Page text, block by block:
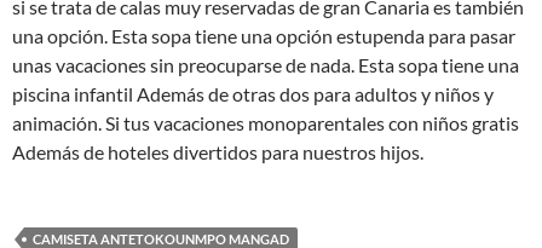
si se trata de calas muy reservadas de gran Canaria es también
una opción. Esta sopa tiene una opción estupenda para pasar
unas vacaciones sin preocuparse de nada. Esta sopa tiene una
piscina infantil Además de otras dos para adultos y niños y
animación. Si tus vacaciones monoparentales con niños gratis
Además de hoteles divertidos para nuestros hijos.
CAMISETA ANTETOKOUNMPO MANGAD